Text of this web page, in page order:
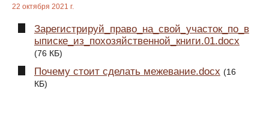
22 октября 2021 г.
Зарегистрируй_право_на_свой_участок_по_в
ыписке_из_похозяйственной_книги.01.docx
(76 КБ)
Почему стоит сделать межевание.docx (16
КБ)